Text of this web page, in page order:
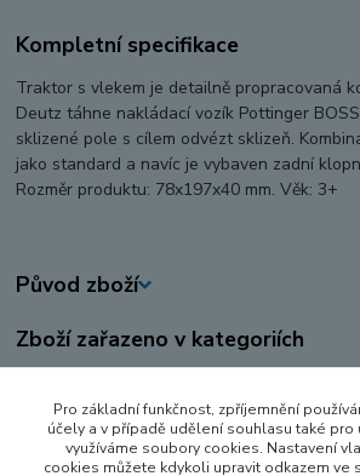
Kompletní specifikace
Traktor s vlekem je detailně propracovaná
Deutz táhne nakládací vozík Pottinger
sklizené pole s cílem odvézt sklizeň.
jako standard a navíc je vybaven zadní
Rozměr produktu: 78x197x40 mm. Věk: 3+
Původ zboží
Zboží zařazeno v kategoriích
ZEMĚDĚLSKÉ STROJE
KOVOVÉ MODELY
Pro základní funkčnost, zpříjemnění
účely a v případě udělení souhlasu také pro
využíváme soubory cookies. Nastavení
cookies můžete kdykoli upravit odkazem ve